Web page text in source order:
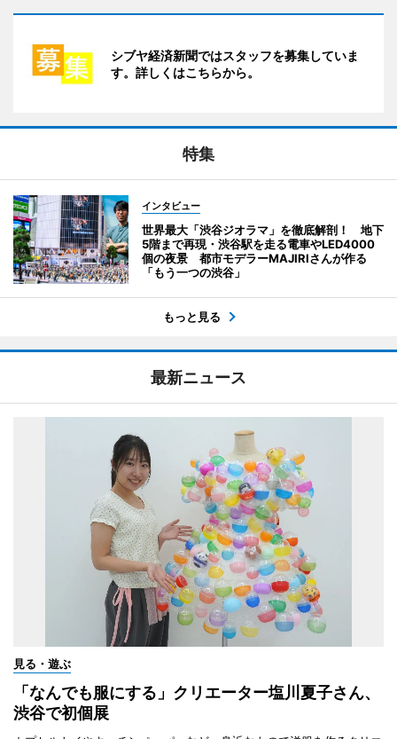
シブヤ経済新聞ではスタッフを募集していま
す。詳しくはこちらから。
特集
インタビュー
世界最大「渋谷ジオラマ」を徹底解剖！ 地下
5階まで再現・渋谷駅を走る電車やLED4000
個の夜景 都市モデラーMAJIRIさんが作る
「もう一つの渋谷」
もっと見る
最新ニュース
見る・遊ぶ
「なんでも服にする」クリエーター塩川夏子さん、
渋谷で初個展